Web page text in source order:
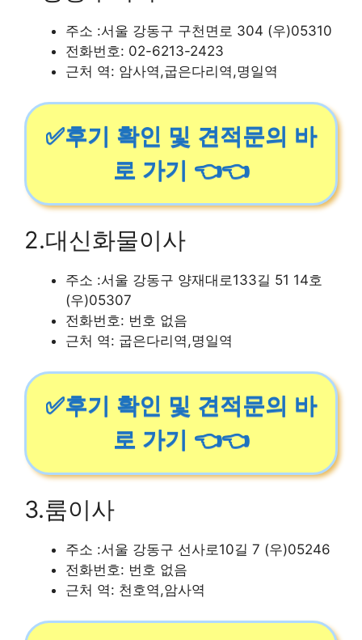
주소 :서울 강동구 구천면로 304 (우)05310
전화번호: 02-6213-2423
근처 역: 암사역,굽은다리역,명일역
✅후기 확인 및 견적문의 바
로 가기 👈👈
2.대신화물이사
주소 :서울 강동구 양재대로133길 51 14호
(우)05307
전화번호: 번호 없음
근처 역: 굽은다리역,명일역
✅후기 확인 및 견적문의 바
로 가기 👈👈
3.룸이사
주소 :서울 강동구 선사로10길 7 (우)05246
전화번호: 번호 없음
근처 역: 천호역,암사역